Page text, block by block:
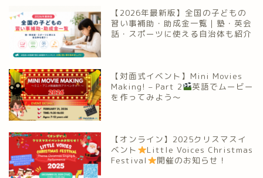
【2026年最新版】全国の子どもの
習い事補助・助成金一覧｜塾・英会
話・スポーツに使える自治体も紹介
【対面式イベント】Mini Movies
Making! – Part 2
英語でムービー
を作ってみよう～
【オンライン】2025クリスマスイ
ベント
Little Voices Christmas
Festival
開催のお知らせ！